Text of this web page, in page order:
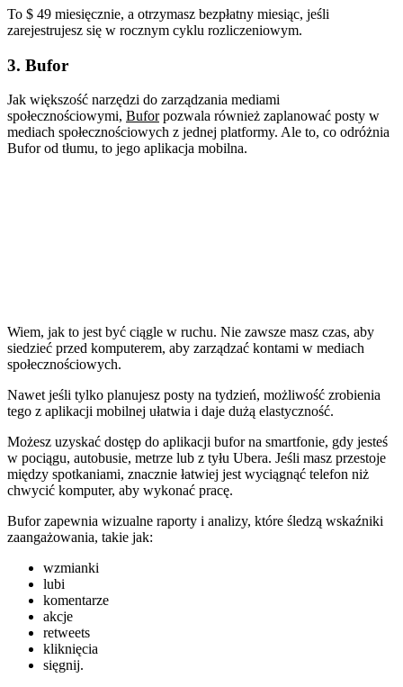
To $ 49 miesięcznie, a otrzymasz bezpłatny miesiąc, jeśli
zarejestrujesz się w rocznym cyklu rozliczeniowym.
3. Bufor
Jak większość narzędzi do zarządzania mediami
społecznościowymi, Buforpozwala również zaplanować posty w
mediach społecznościowych z jednej platformy. Ale to, co odróżnia
Bufor od tłumu, to jego aplikacja mobilna.
Wiem, jak to jest być ciągle w ruchu. Nie zawsze masz czas, aby
siedzieć przed komputerem, aby zarządzać kontami w mediach
społecznościowych.
Nawet jeśli tylko planujesz posty na tydzień, możliwość zrobienia
tego z aplikacji mobilnej ułatwia i daje dużą elastyczność.
Możesz uzyskać dostęp do aplikacji bufor na smartfonie, gdy jesteś
w pociągu, autobusie, metrze lub z tyłu Ubera. Jeśli masz przestoje
między spotkaniami, znacznie łatwiej jest wyciągnąć telefon niż
chwycić komputer, aby wykonać pracę.
Bufor zapewnia wizualne raporty i analizy, które śledzą wskaźniki
zaangażowania, takie jak:
wzmianki
lubi
komentarze
akcje
retweets
kliknięcia
sięgnij.